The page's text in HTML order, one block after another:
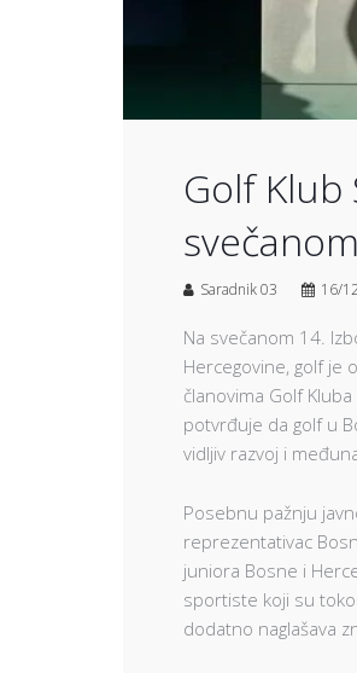
Golf Klub
Saradnik 03 16/
Na svečanom 14.
Hercegovine, golf je
članovima Golf
potvrđuje da golf u
vidljiv razvoj i
Posebnu pažnju
reprezentativac
juniora Bosne i
sportiste koji su
dodatno naglašava